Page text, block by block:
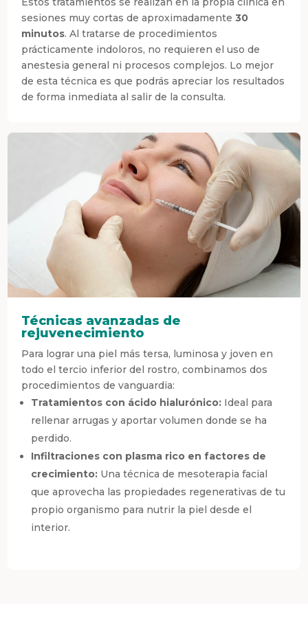
sesiones muy cortas de aproximadamente30
minutos. Al tratarse de procedimientos
prácticamente indoloros, no requieren el uso de
anestesia general ni procesos complejos. Lo mejor
de esta técnica es que podrás apreciar los resultados
de forma inmediata al salir de la consulta.
Técnicas avanzadas de
rejuvenecimiento
Para lograr una piel más tersa, luminosa y joven en
todo el tercio inferior del rostro, combinamos dos
procedimientos de vanguardia:
Tratamientos con ácido hialurónico: Ideal para
rellenar arrugas y aportar volumen donde se ha
perdido.
Infiltraciones con plasma rico en factores de
crecimiento: Una técnica de mesoterapia facial
que aprovecha las propiedades regenerativas de tu
propio organismo para nutrir la piel desde el
interior.